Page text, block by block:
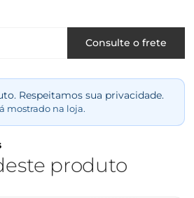
Consulte o frete
Respeitamos sua privacidade.
mostrado na loja.
produto